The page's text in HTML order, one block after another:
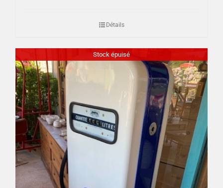
Détails
Stock épuisé